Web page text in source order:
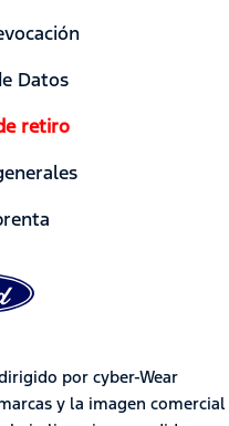
Datos
retiro
por cyber-Wear
y la imagen comercial